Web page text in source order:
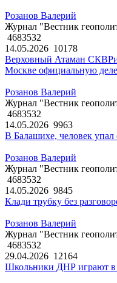
Розанов Валерий
Журнал "Вестник
4683532
14.05.2026 10178
Верховный Атаман
Москве официальную
Розанов Валерий
Журнал "Вестник
4683532
14.05.2026 9963
В Балашихе, человек упал
Розанов Валерий
Журнал "Вестник
4683532
14.05.2026 9845
Клади трубку без
Розанов Валерий
Журнал "Вестник
4683532
29.04.2026 12164
Школьники ДНР играют в